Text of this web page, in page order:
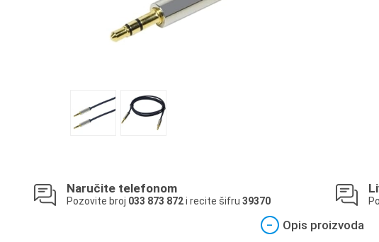
Naručite telefonom
Pozovite broj 033 873 872i recite šifru 39370
− Opis proizvoda